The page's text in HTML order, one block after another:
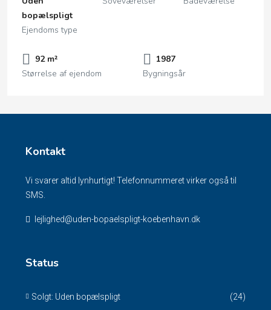
bopælspligt
Ejendoms type
92 m²
Størrelse af ejendom
1987
Bygningsår
Kontakt
Vi svarer altid lynhurtigt! Telefonnummeret virker også til
SMS.
lejlighed@uden-bopaelspligt-koebenhavn.dk
Status
Solgt: Uden bopælspligt
(24)